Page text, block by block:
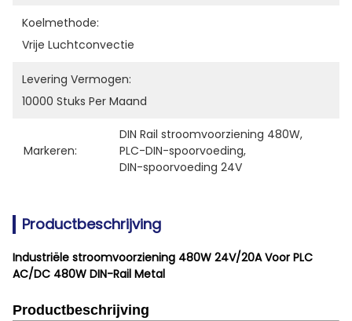
Koelmethode:
Vrije Luchtconvectie
Levering Vermogen:
10000 Stuks Per Maand
Markeren:
DIN Rail stroomvoorziening 480W,
PLC-DIN-spoorvoeding,
DIN-spoorvoeding 24V
Productbeschrijving
Industriële stroomvoorziening 480W 24V/20A Voor PLC
AC/DC 480W DIN-Rail Metal
Productbeschrijving